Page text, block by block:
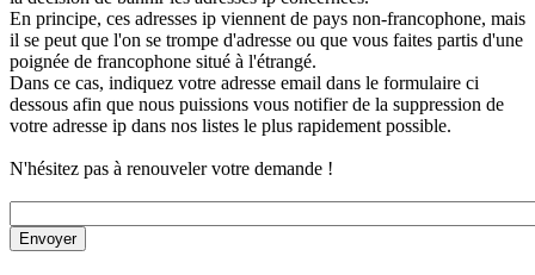
En principe, ces adresses ip viennent de pays non-francophone, mais
il se peut que l'on se trompe d'adresse ou que vous faites partis d'une
poignée de francophone situé à l'étrangé.
Dans ce cas, indiquez votre adresse email dans le formulaire ci
dessous afin que nous puissions vous notifier de la suppression de
votre adresse ip dans nos listes le plus rapidement possible.
N'hésitez pas à renouveler votre demande !